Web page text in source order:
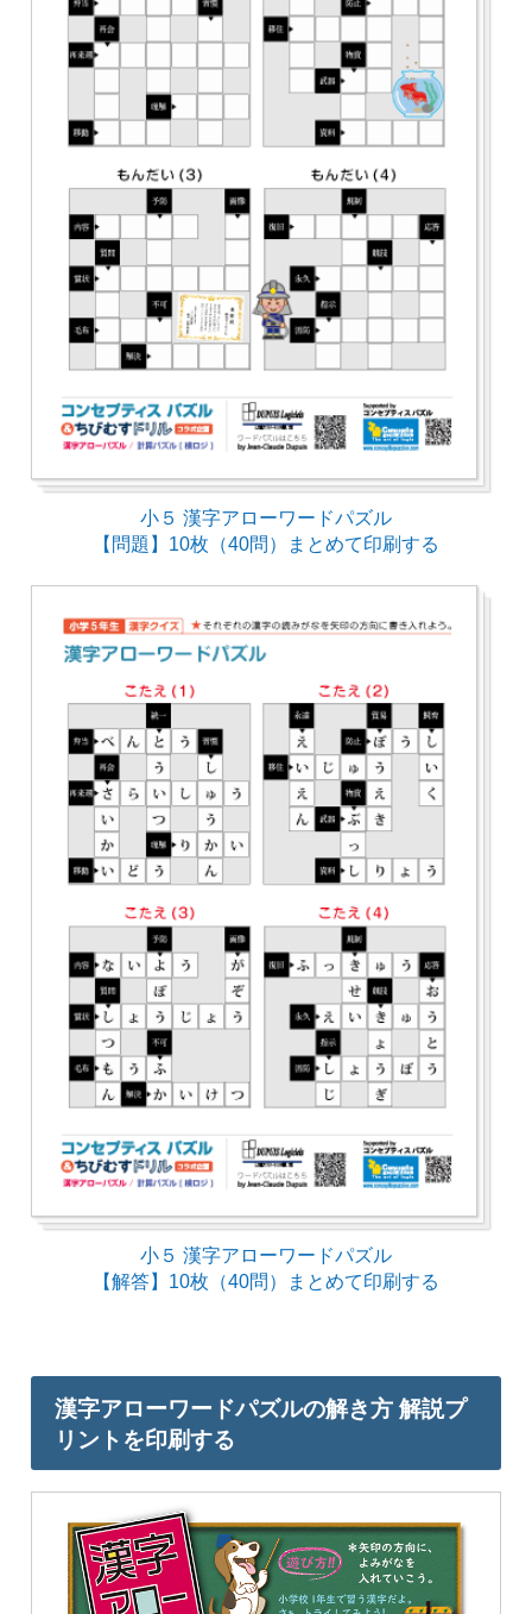
小５ 漢字アローワードパズル
【問題】10枚（40問）まとめて印刷する
小５ 漢字アローワードパズル
【解答】10枚（40問）まとめて印刷する
漢字アローワードパズルの解き方 解説プ
リントを印刷する